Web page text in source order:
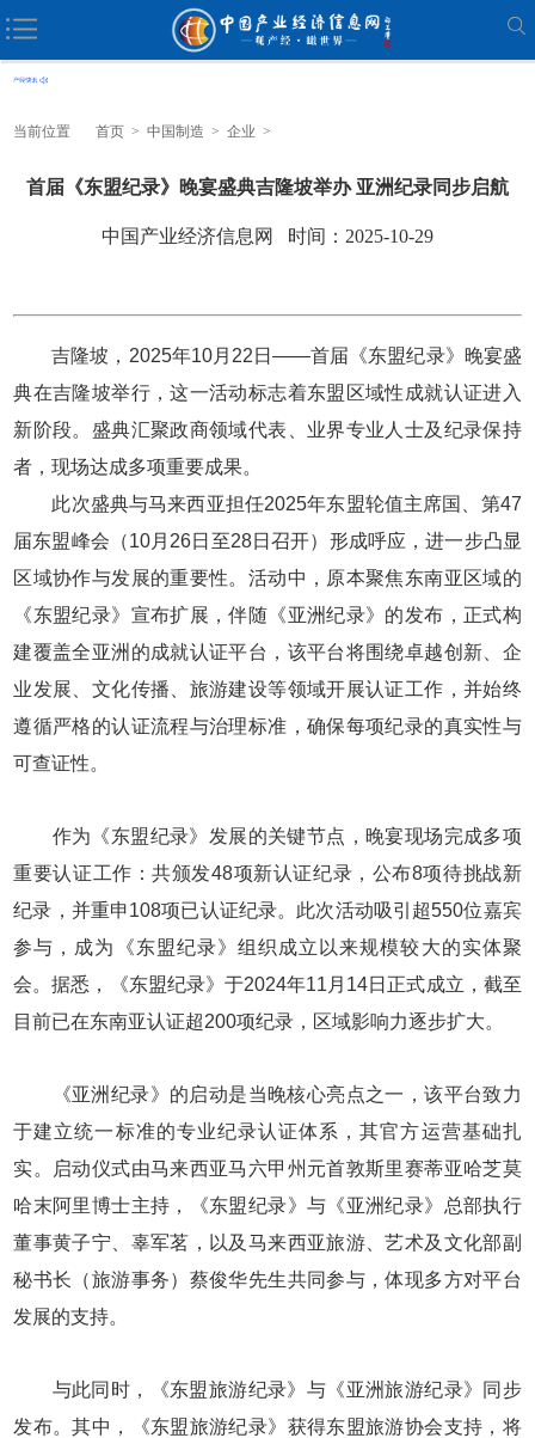
当前位置 首页 > 中国制造 > 企业 >
首届《东盟纪录》晚宴盛典吉隆坡举办 亚洲纪录同步启航
中国产业经济信息网 时间：2025-10-29
吉隆坡，2025年10月22日——首届《东盟纪录》晚宴盛
典在吉隆坡举行，这一活动标志着东盟区域性成就认证进入
新阶段。盛典汇聚政商领域代表、业界专业人士及纪录保持
者，现场达成多项重要成果。
此次盛典与马来西亚担任2025年东盟轮值主席国、第47
届东盟峰会（10月26日至28日召开）形成呼应，进一步凸显
区域协作与发展的重要性。活动中，原本聚焦东南亚区域的
《东盟纪录》宣布扩展，伴随《亚洲纪录》的发布，正式构
建覆盖全亚洲的成就认证平台，该平台将围绕卓越创新、企
业发展、文化传播、旅游建设等领域开展认证工作，并始终
遵循严格的认证流程与治理标准，确保每项纪录的真实性与
可查证性。
作为《东盟纪录》发展的关键节点，晚宴现场完成多项
重要认证工作：共颁发48项新认证纪录，公布8项待挑战新
纪录，并重申108项已认证纪录。此次活动吸引超550位嘉宾
参与，成为《东盟纪录》组织成立以来规模较大的实体聚
会。据悉，《东盟纪录》于2024年11月14日正式成立，截至
目前已在东南亚认证超200项纪录，区域影响力逐步扩大。
《亚洲纪录》的启动是当晚核心亮点之一，该平台致力
于建立统一标准的专业纪录认证体系，其官方运营基础扎
实。启动仪式由马来西亚马六甲州元首敦斯里赛蒂亚哈芝莫
哈末阿里博士主持，《东盟纪录》与《亚洲纪录》总部执行
董事黄子宁、辜军茗，以及马来西亚旅游、艺术及文化部副
秘书长（旅游事务）蔡俊华先生共同参与，体现多方对平台
发展的支持。
与此同时，《东盟旅游纪录》与《亚洲旅游纪录》同步
发布。其中，《东盟旅游纪录》获得东盟旅游协会支持，将